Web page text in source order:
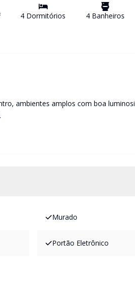
4 Dormitórios 4Banheiros
ambientes amplos com boa
Murado
Portão Eletrônico